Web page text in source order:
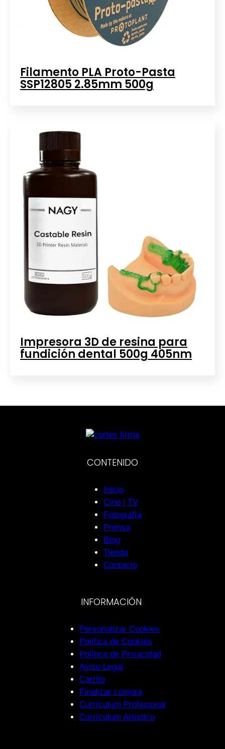
Filamento PLA Proto-Pasta
SSP12805 2.85mm 500g
Impresora 3D de resina para
fundición dental 500g 405nm
CONTENIDO
Inicio
Cine | TV
Fotografía
Prensa
Blog
Tienda
Contacto
INFORMACIÓN
Personalizar Cookies
Política de Cookies
Política de Privacidad
Aviso Legal
Carrito
Finalizar compra
Currículum Profesional
Currículum Artístico